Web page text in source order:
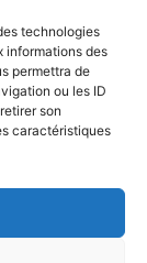
technologies
informations des
permettra de
ou les ID
son
caractéristiques